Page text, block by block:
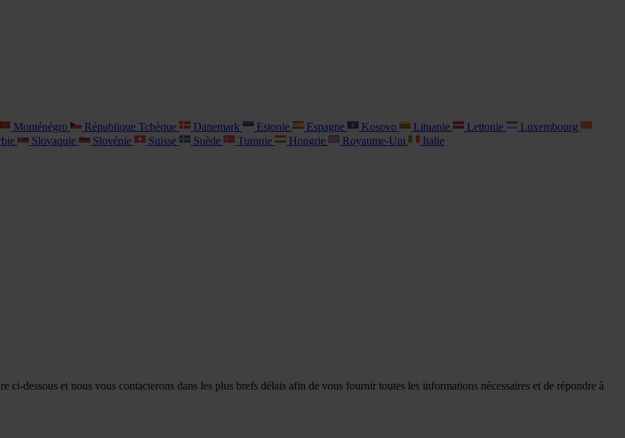
Monténégro République Tchèque Danemark Estonie Espagne Kosovo Lituanie Lettonie
Luxembourg
Slovaquie Slovénie Suisse Suède Turquie Hongrie Royaume-Uni
Italie
ci-dessous et nous vous contacterons dans les plus brefs délais afin de vous fournir toutes les informations nécessaires et de répondre à